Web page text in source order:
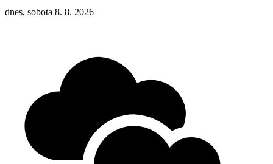
dnes, sobota 8. 8. 2026